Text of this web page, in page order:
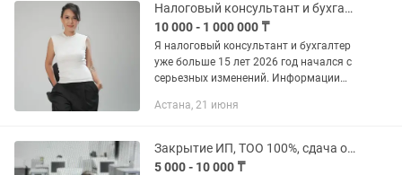
Налоговый консультант и бухгалтерские услуги
10 000 - 1 000 000 ₸
Я налоговый консультант и бухгалтер
уже больше 15 лет 2026 год начался с
серьезных изменений. Информации
тревогу, а помогать вам разбираться.
Астана, 21 июня
Закрытие ИП, ТОО 100%, сдача отчетов в налоговую, горстат, ЭСФ, ЭАВР
5 000 - 10 000 ₸